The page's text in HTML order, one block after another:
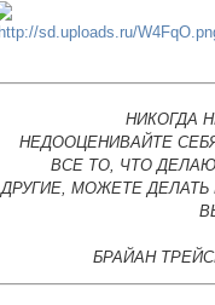
НИКОГДА
НЕДООЦЕНИВАЙТЕ
ВСЕ ТО, ЧТО
ДРУГИЕ, МОЖЕТЕ ДЕЛАТЬ
БРАЙАН